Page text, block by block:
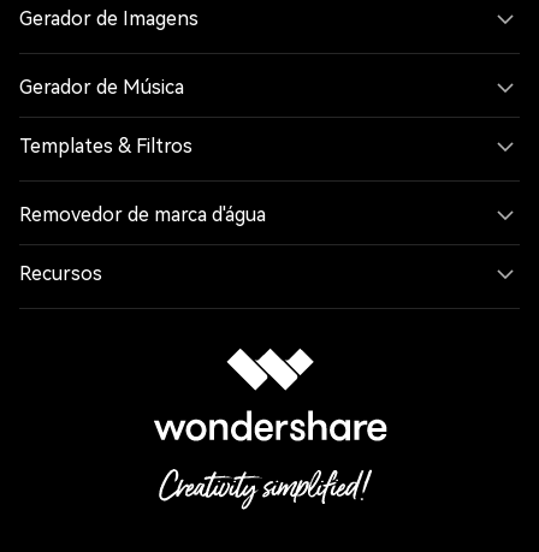
Gerador de Imagens
Gerador de Música
Templates & Filtros
Removedor de marca d'água
Recursos